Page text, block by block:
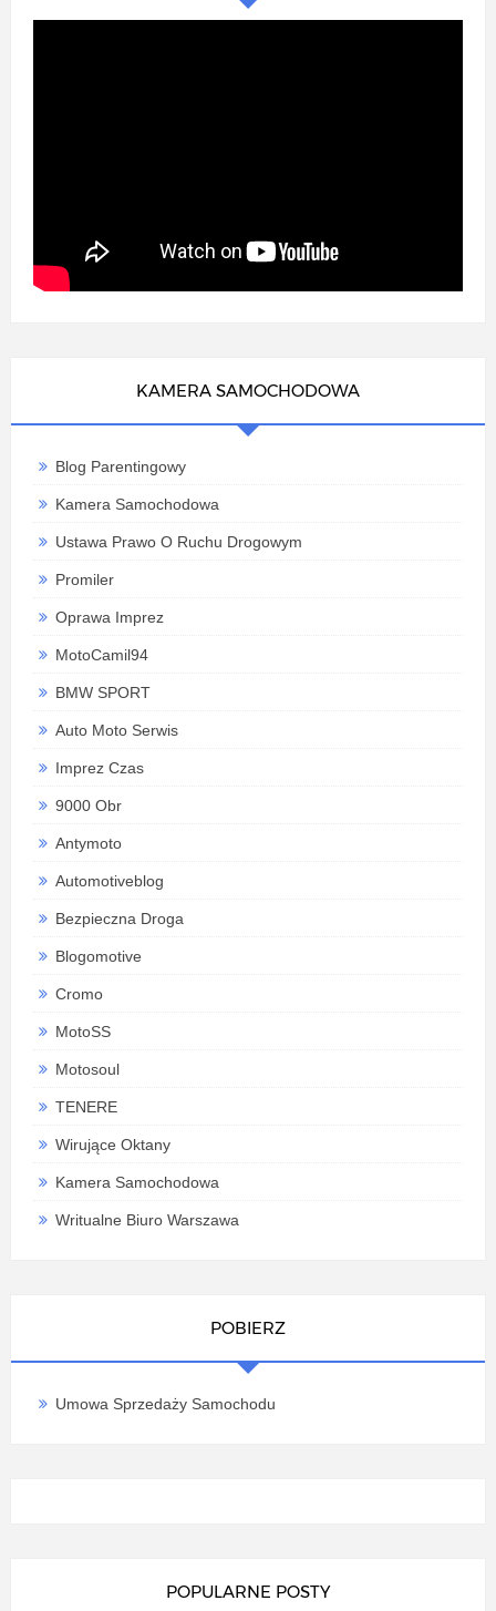
KAMERA SAMOCHODOWA
Blog Parentingowy
Kamera Samochodowa
Ustawa Prawo O Ruchu Drogowym
Promiler
Oprawa Imprez
MotoCamil94
BMW SPORT
Auto Moto Serwis
Imprez Czas
9000 Obr
Antymoto
Automotiveblog
Bezpieczna Droga
Blogomotive
Cromo
MotoSS
Motosoul
TENERE
Wirujące Oktany
Kamera Samochodowa
Writualne Biuro Warszawa
POBIERZ
Umowa Sprzedaży Samochodu
POPULARNE POSTY